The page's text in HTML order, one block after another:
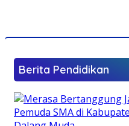
Berita Pendidikan